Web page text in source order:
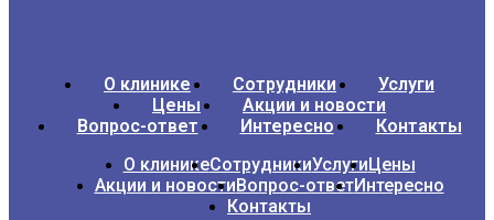
О клинике Сотрудники
Услуги
Цены
Акции и новости
Вопрос-ответ
Интересно
Контакты
О клиникеСотрудникиУслугиЦены
Акции и новостиВопрос-ответИнтересно
Контакты